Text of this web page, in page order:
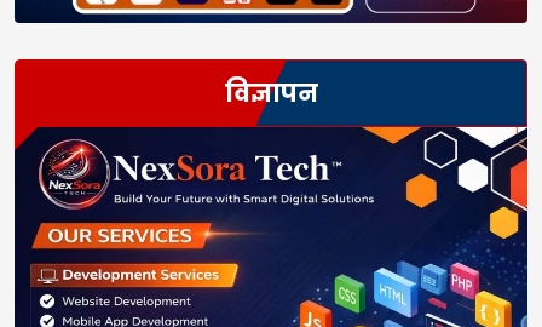
विज्ञापन